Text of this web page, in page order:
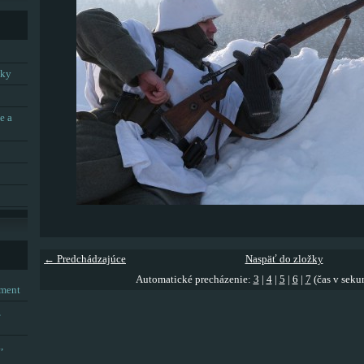
← Predchádzajúce
Naspäť do zložky
Automatické precházenie: 3 4| 5 6 7 (čas v
a